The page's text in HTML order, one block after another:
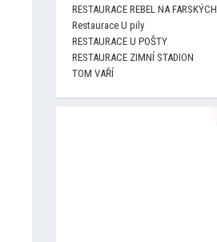
RESTAURACE REBEL NA FARSKÝCH
Restaurace U pily
RESTAURACE U POŠTY
RESTAURACE ZIMNÍ STADION
TOM VAŘÍ